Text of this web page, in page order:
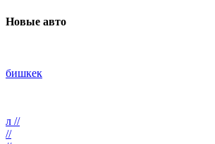
Новые авто
бишкек
л //
//